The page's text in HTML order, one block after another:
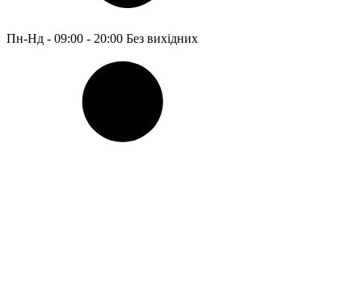
Пн-Нд - 09:00 - 20:00 Без вихідних